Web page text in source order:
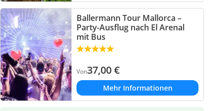
Ballermann Tour Mallorca –
Party-Ausflug nach El Arenal
mit Bus
Von37,00€
Mehr Informationen